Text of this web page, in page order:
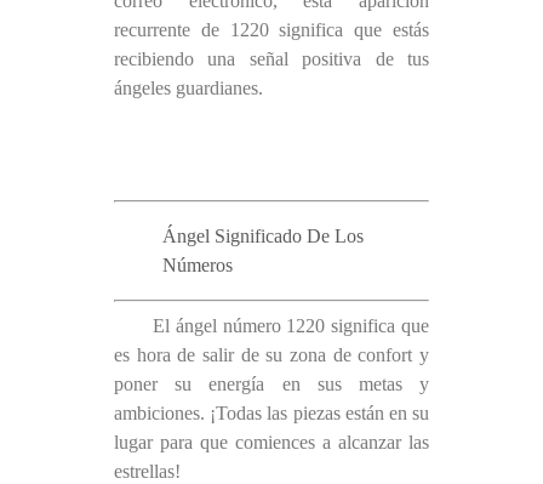
recurrente de 1220 significa que estás
recibiendo una señal positiva de tus
ángeles guardianes.
Ángel Significado De Los
Números
El ángel número 1220 significa que
es hora de salir de su zona de confort y
poner su energía en sus metas y
ambiciones. ¡Todas las piezas están en su
lugar para que comiences a alcanzar las
estrellas!